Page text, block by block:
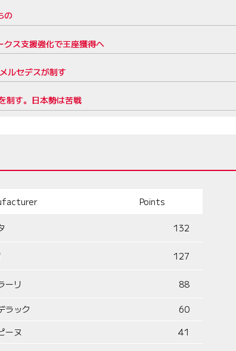
の
ス支援強化で王座獲得へ
ルセデスが制す
制す。日本勢は苦戦
Points
132
127
ーリ 88
ラック
60
ーヌ
41